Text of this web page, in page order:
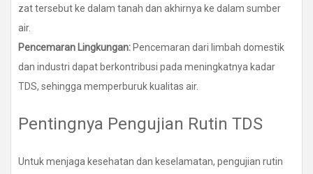
zat tersebut ke dalam tanah dan akhirnya ke dalam sumber
air.
Pencemaran Lingkungan: Pencemaran dari limbah domestik
dan industri dapat berkontribusi pada meningkatnya kadar
TDS, sehingga memperburuk kualitas air.
Pentingnya Pengujian Rutin TDS
Untuk menjaga kesehatan dan keselamatan, pengujian rutin